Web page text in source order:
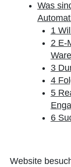
Was
1
2 E-
3
4
5
6
Website